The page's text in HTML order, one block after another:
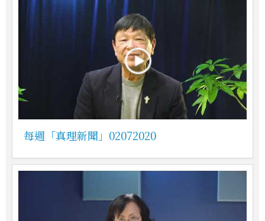
每週「真理新聞」02072020